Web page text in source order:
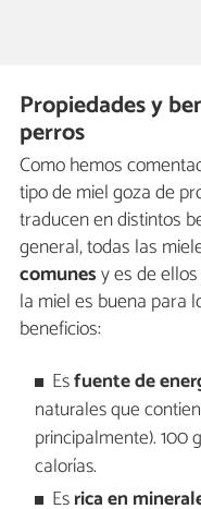
Propiedades y
perros
Como hemos
tipo de miel goza de
traducen en distintos
general, todas las
comunesy es de
la miel es buena para
beneficios:
Esfuente de
naturales que
principalmente). 100
calorías.
Esrica en